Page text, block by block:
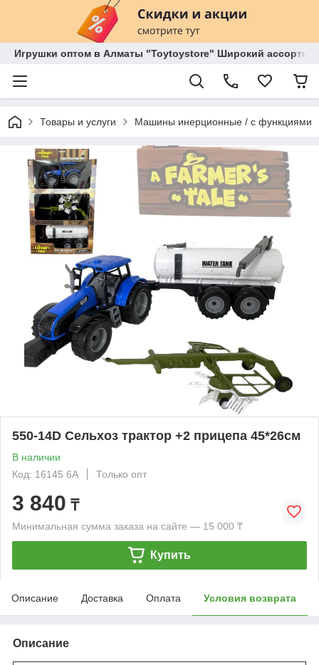
Игрушки оптом в Алматы "Toytoystore" Широкий
Товары и услуги Машины инерционные / с функциями
550-14D Сельхоз трактор +2 прицепа 45*26см
В наличии
Код: 16145 6A
Только опт
3 840 ₸
Минимальная сумма заказа на сайте — 15 000 ₸
Купить
Описание Доставка Оплата Условия возврата
Описание